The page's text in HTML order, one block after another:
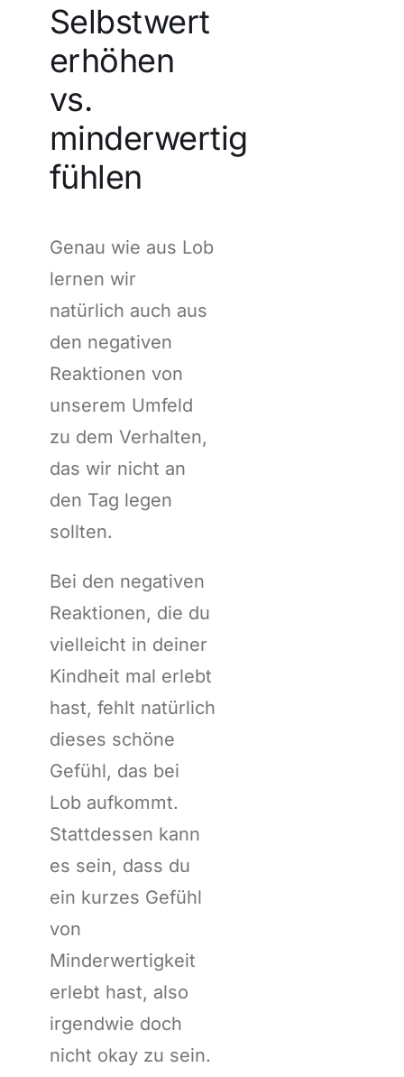
Selbstwert
erhöhen
vs.
minderwertig
fühlen
Genau wie aus Lob
lernen wir
natürlich auch aus
den negativen
Reaktionen von
unserem Umfeld
zu dem Verhalten,
das wir nicht an
den Tag legen
sollten.
Bei den negativen
Reaktionen, die du
vielleicht in deiner
Kindheit mal erlebt
hast, fehlt natürlich
dieses schöne
Gefühl, das bei
Lob aufkommt.
Stattdessen kann
es sein, dass du
ein kurzes Gefühl
von
Minderwertigkeit
erlebt hast, also
irgendwie doch
nicht okay zu sein.